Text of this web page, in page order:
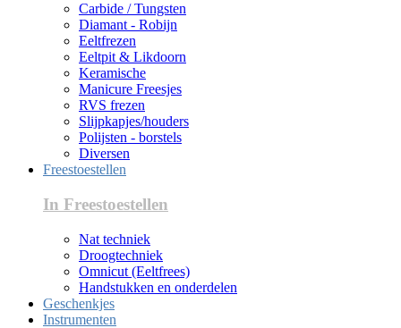
Carbide / Tungsten
Diamant - Robijn
Eeltfrezen
Eeltpit & Likdoorn
Keramische
Manicure Freesjes
RVS frezen
Slijpkapjes/houders
Polijsten - borstels
Diversen
Freestoestellen
In Freestoestellen
Nat techniek
Droogtechniek
Omnicut (Eeltfrees)
Handstukken en onderdelen
Geschenkjes
Instrumenten